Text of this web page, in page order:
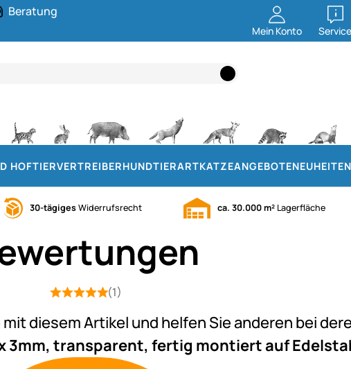
Beratung
Mein Konto Service
HOFTIERVERTREIBERHUNDTIERARTKATZEANGEBOTENEUHEITEN
30-tägigesWiderrufsrecht ca. 30.000 m² Lagerfläche
Bewertung: 5 von 5 (1 Bewertungen)
1 Bewertung(1)
diesem Artikel und helfen Sie anderen bei
3mm, transparent, fertig montiert auf